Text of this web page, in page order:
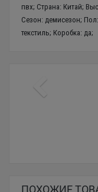
пвх; Страна: Китай;
Сезон: демисезон;
текстиль; Коробка: да;
ПОХОЖИЕ